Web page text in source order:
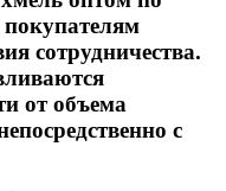
сотрудничества.
от объема
с